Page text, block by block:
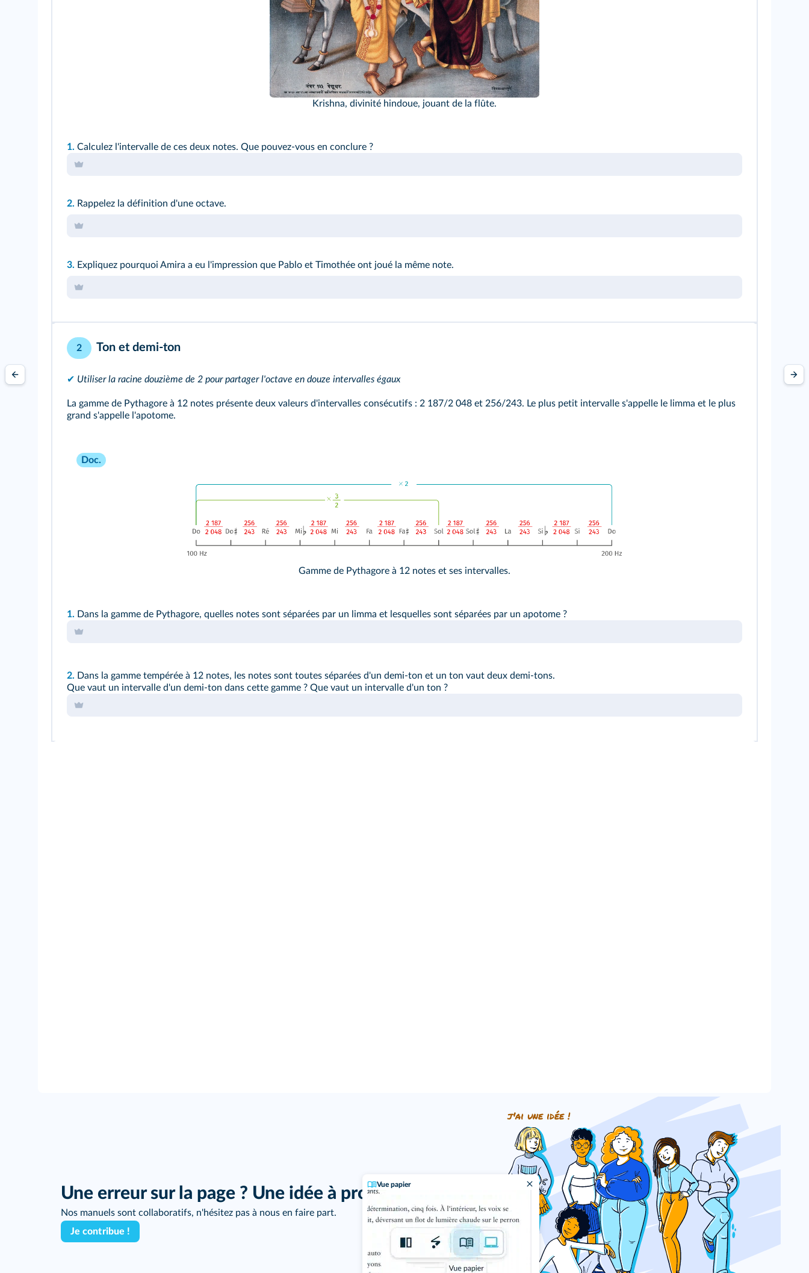
Vue papier
Krishna, divinité hindoue, jouant de la flûte.
1. Calculez l'intervalle de ces deux notes. Que pouvez-vous en conclure ?
2. Rappelez la définition d'une octave.
3. Expliquez pourquoi Amira a eu l'impression que Pablo et Timothée ont joué la même note.
2 Ton et demi-ton
✔ Utiliser la racine douzième de 2 pour partager l'octave en douze intervalles égaux
La gamme de Pythagore à 12 notes présente deux valeurs d'intervalles consécutifs : 2 187/2 048 et 256/243. Le plus petit intervalle s'appelle le limma et le plus
grand s'appelle l'apotome.
Doc.
Gamme de Pythagore à 12 notes et ses intervalles.
1. Dans la gamme de Pythagore, quelles notes sont séparées par un limma et lesquelles sont séparées par un apotome ?
2. Dans la gamme tempérée à 12 notes, les notes sont toutes séparées d'un demi-ton et un ton vaut deux demi-tons.
Que vaut un intervalle d'un demi-ton dans cette gamme ? Que vaut un intervalle d'un ton ?
Une erreur sur la page ? Une idée à proposer ?
Nos manuels sont collaboratifs, n'hésitez pas à nous en faire part.
Je contribue !
j'ai une idée !